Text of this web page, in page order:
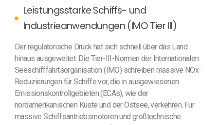
Leistungsstarke Schiffs- und
Industrieanwendungen (IMO Tier III)
Der regulatorische Druck hat sich schnell über das Land
hinaus ausgeweitet. Die Tier-III-Normen der Internationalen
Seeschifffahrtsorganisation (IMO) schreiben massive NOx-
Reduzierungen für Schiffe vor, die in ausgewiesenen
Emissionskontrollgebieten (ECAs), wie der
nordamerikanischen Küste und der Ostsee, verkehren. Für
massive Schiffsantriebsmotoren und großtechnische